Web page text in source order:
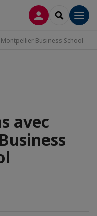
CONNEXION
Business School
avec